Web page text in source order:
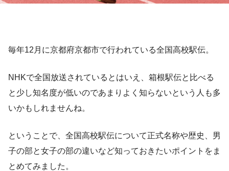
毎年12月に京都府京都市で行われている全国高校駅伝。
NHKで全国放送されているとはいえ、箱根駅伝と比べる
と少し知名度が低いのであまりよく知らないという人も多
いかもしれませんね。
ということで、全国高校駅伝について正式名称や歴史、男
子の部と女子の部の違いなど知っておきたいポイントをま
とめてみました。